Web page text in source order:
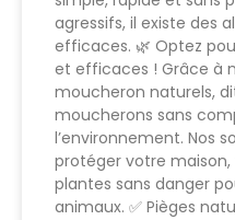
agressifs, il existe des
efficaces. 🌿 Optez
et efficaces ! Grâce à
moucheron naturels,
moucherons sans
l’environnement. Nos
protéger votre
plantes sans danger
animaux. ✅ Pièges